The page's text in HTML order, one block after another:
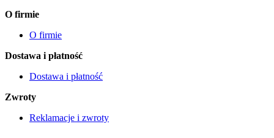
O firmie
O firmie
Dostawa i płatność
Dostawa i płatność
Zwroty
Reklamacje i zwroty